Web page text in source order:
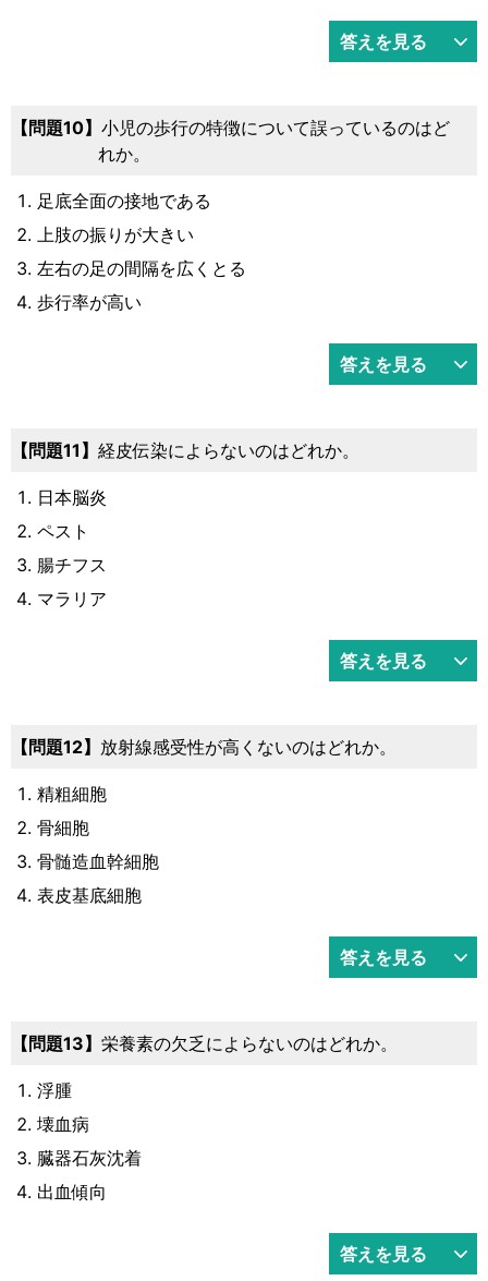
答えを見る
10
小児の歩行の特徴について誤っているのはど
れか。
足底全面の接地である
上肢の振りが大きい
左右の足の間隔を広くとる
歩行率が高い
答えを見る
11 経皮伝染によらないのはどれか。
日本脳炎
ペスト
腸チフス
マラリア
答えを見る
12 放射線感受性が高くないのはどれか。
精粗細胞
骨細胞
骨髄造血幹細胞
表皮基底細胞
答えを見る
13 栄養素の欠乏によらないのはどれか。
浮腫
壊血病
臓器石灰沈着
出血傾向
答えを見る